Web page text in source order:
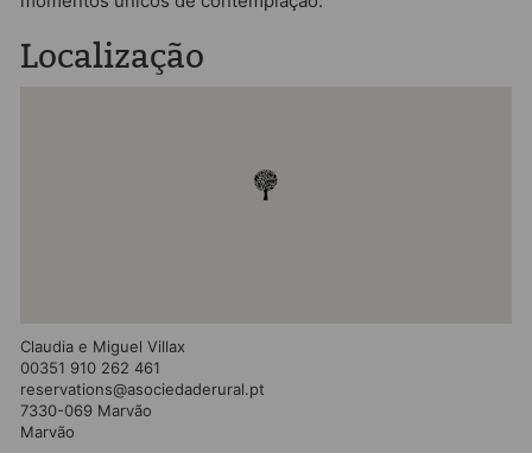
Localização
Claudia e Miguel Villax
00351 910 262 461
reservations@asociedaderural.pt
7330-069 Marvão
Marvão